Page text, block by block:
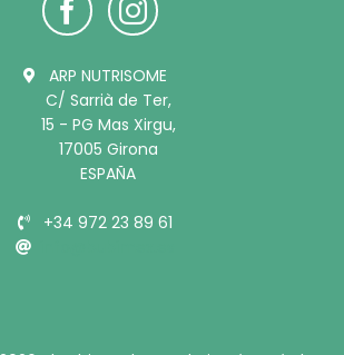
ARP NUTRISOME
C/ Sarrià de Ter,
15 - PG Mas Xirgu,
17005 Girona
ESPAÑA
+34 972 23 89 61